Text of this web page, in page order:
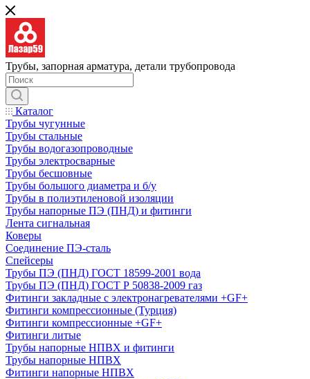
Трубы, запорная арматура, детали трубопровода
Каталог
Трубы чугунные
Трубы стальные
Трубы водогазопроводные
Трубы электросварные
Трубы бесшовные
Трубы большого диаметра и б/у
Трубы в полиэтиленовой изоляции
Трубы напорные ПЭ (ПНД) и фитинги
Лента сигнальная
Коверы
Соединение ПЭ-сталь
Спейсеры
Трубы ПЭ (ПНД) ГОСТ 18599-2001 вода
Трубы ПЭ (ПНД) ГОСТ Р 50838-2009 газ
Фитинги закладные с электронагревателями +GF+
Фитинги компрессионные (Турция)
Фитинги компрессионные +GF+
Фитинги литые
Трубы напорные НПВХ и фитинги
Трубы напорные НПВХ
Фитинги напорные НПВХ